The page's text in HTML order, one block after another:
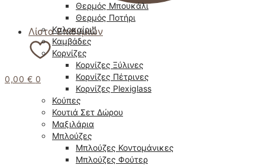
Λίστα Επιθυμιών
0,00 € 0
Θερμός Μπουκάλι
Θερμός Ποτήρι
Καλοκαίρι!!
Καμβάδες
Κορνίζες
Κορνίζες Ξύλινες
Κορνίζες Πέτρινες
Κορνίζες Plexiglass
Κούπες
Κουτιά Σετ Δώρου
Μαξιλάρια
Μπλούζες
Μπλούζες Κοντομάνικες
Μπλούζες Φούτερ